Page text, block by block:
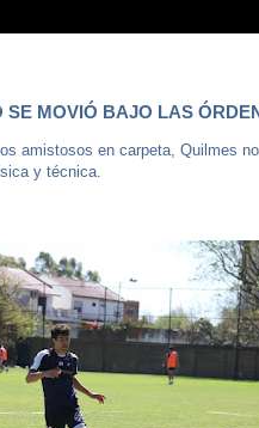
SE MOVIÓ BAJO LAS
amistosos en carpeta, Quilmes
y técnica.